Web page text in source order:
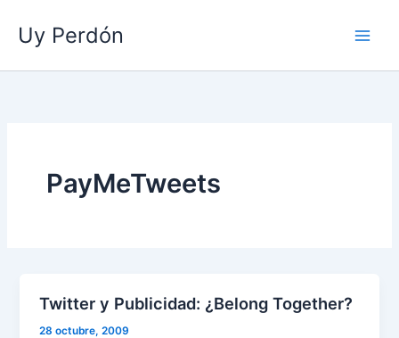
contenido
Uy Perdón
PayMeTweets
Twitter y Publicidad: ¿Belong Together?
28 octubre, 2009